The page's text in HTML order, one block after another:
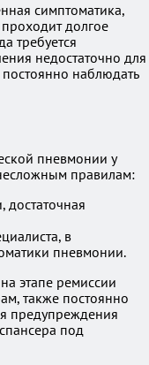
симптоматика,
долгое
требуется
недостаточно для
наблюдать
пневмонии у
правилам:
достаточная
в
пневмонии.
этапе ремиссии
также постоянно
предупреждения
под